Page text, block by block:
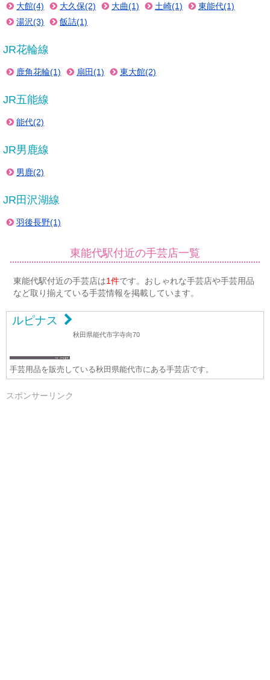
大館(4)
大久保(2) 大曲(1) 土崎(1)
東能代(1)
湯沢(3)
飯詰(1)
JR花輪線
鹿角花輪(1) 扇田(1) 東大館(2)
JR五能線
能代(2)
JR男鹿線
男鹿(2)
JR田沢湖線
羽後長野(1)
東能代駅付近の手芸店一覧
東能代駅付近の手芸店は1件です。おしゃれな手芸店や手芸用品
など取り揃えている手芸情報を掲載しています。
ルピナス
秋田県能代市字寺向70
手芸用品を販売している秋田県能代市にある手芸店です。
スポンサーリンク